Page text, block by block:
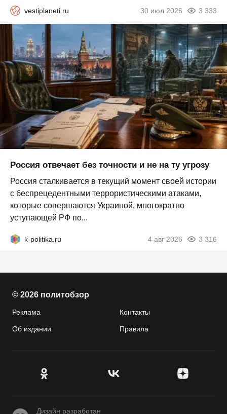
vestiplaneti.ru 30 июл 2026 3 333
Россия отвечает без точности и не на ту угрозу
Россия сталкивается в текущий момент своей истории
с беспрецедентными террористическими атаками,
которые совершаются Украиной, многократно
уступающей РФ по...
k-politika.ru 4 авг 2026 3 316
© 2026 политобзор
Реклама Контакты
Об издании Правила